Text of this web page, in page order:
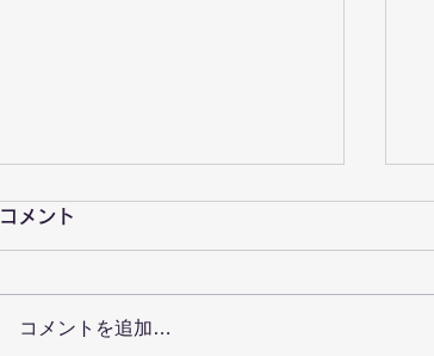
休診日等のお知らせ
日 １８時までの受付となりま
す。 ご理解の程、よろしくお願
コメント
コメントを追加…